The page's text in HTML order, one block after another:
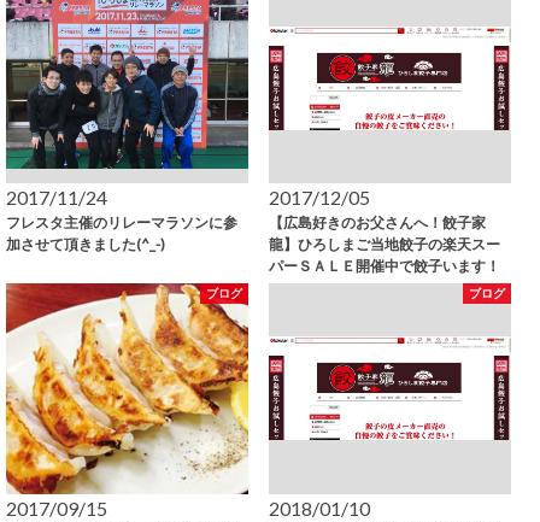
2017/11/24
フレスタ主催のリレーマラソンに参
加させて頂きました(^_-)
2017/12/05
【広島好きのお父さんへ！餃子家
龍】ひろしまご当地餃子の楽天スー
パーＳＡＬＥ開催中で餃子います！
ブログ
2017/09/15
ブログ
2018/01/10